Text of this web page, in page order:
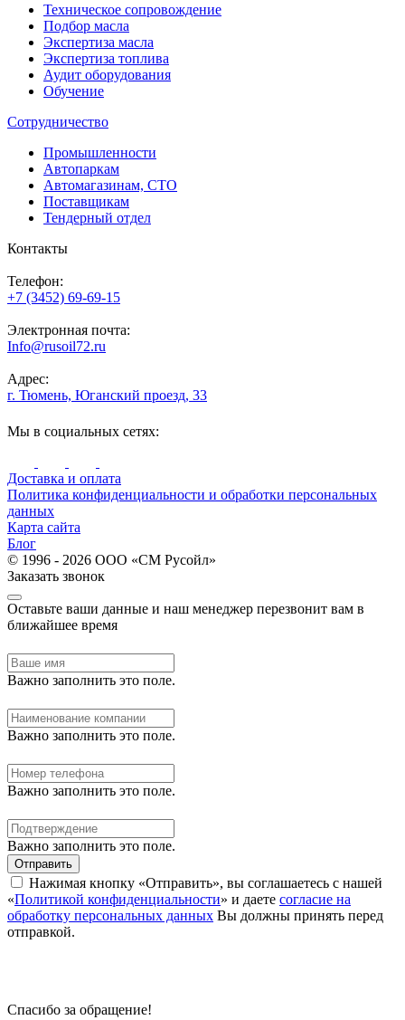
Техническое сопровождение
Подбор масла
Экспертиза масла
Экспертиза топлива
Аудит оборудования
Обучение
Сотрудничество
Промышленности
Автопаркам
Автомагазинам, СТО
Поставщикам
Тендерный отдел
Контакты
Телефон:
+7 (3452) 69-69-15
Электронная почта:
Info@rusoil72.ru
Адрес:
г. Тюмень, Юганский проезд, 33
Мы в социальных сетях:
Доставка и оплата
Политика конфиденциальности и обработки персональных
данных
Карта сайта
Блог
© 1996 - 2026 ООО «СМ Русойл»
Заказать звонок
Оставьте ваши данные и наш менеджер перезвонит вам в
ближайшее время
Важно заполнить это поле.
Важно заполнить это поле.
Важно заполнить это поле.
Важно заполнить это поле.
Отправить
Нажимая кнопку «Отправить», вы соглашаетесь с нашей
«Политикой конфиденциальности» и даете согласие на
обработку персональных данных Вы должны принять перед
отправкой.
Спасибо за обращение!